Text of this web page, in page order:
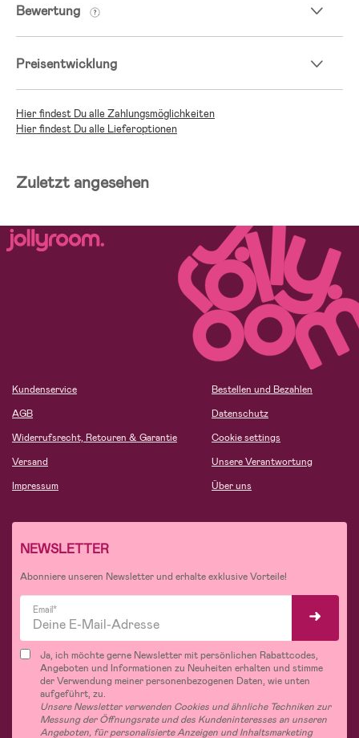
Bewertung
Preisentwicklung
Hier findest Du alle Zahlungsmöglichkeiten
Hier findest Du alle Lieferoptionen
Zuletzt angesehen
Kundenservice
AGB
Widerrufsrecht, Retouren & Garantie
Versand
Impressum
Bestellen und Bezahlen
Datenschutz
Cookie settings
Unsere Verantwortung
Über uns
NEWSLETTER
Abonniere unseren Newsletter und erhalte exklusive Vorteile!
Email*
Ja, ich möchte gerne Newsletter mit persönlichen Rabattcodes,
Angeboten und Informationen zu Neuheiten erhalten und stimme
der Verwendung meiner personenbezogenen Daten, wie unten
aufgeführt, zu.
Unsere Newsletter verwenden Cookies und ähnliche Techniken zur
Messung der Öffnungsrate und des Kundeninteresses an unseren
Angeboten, für personalisierte Anzeigen und Inhaltsmarketing